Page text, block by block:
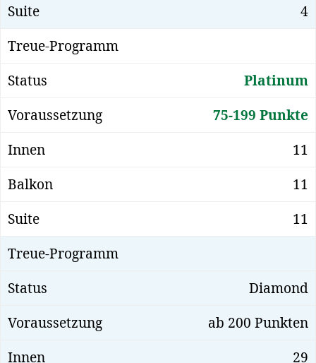
4
Platinum
75-199 Punkte
11
11
11
Diamond
ab 200 Punkten
29